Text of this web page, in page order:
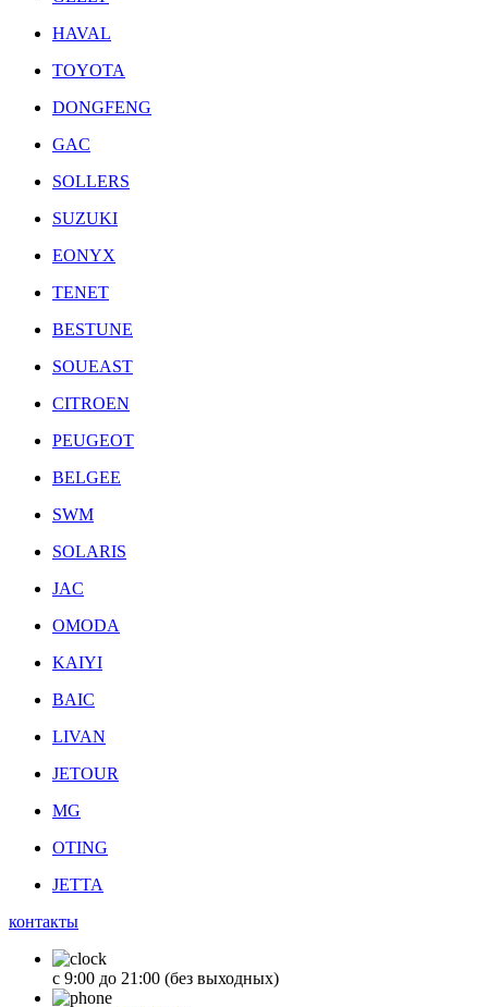
HAVAL
TOYOTA
DONGFENG
GAC
SOLLERS
SUZUKI
EONYX
TENET
BESTUNE
SOUEAST
CITROEN
PEUGEOT
BELGEE
SWM
SOLARIS
JAC
OMODA
KAIYI
BAIC
LIVAN
JETOUR
MG
OTING
JETTA
контакты
с 9:00 до 21:00 (без выходных)